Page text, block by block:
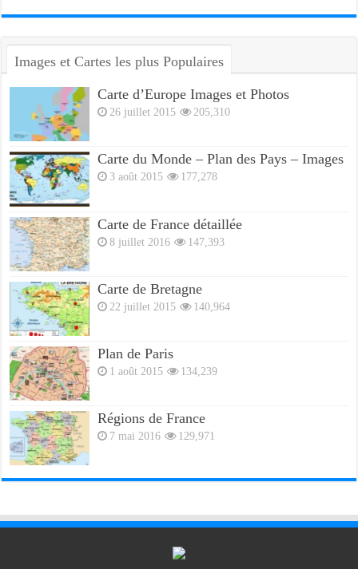
Images et Cartes les plus Populaires
Carte d’Europe Images et Photos
26 juillet 2015 205,310
Carte du Monde – Plan des Pays – Images
3 août 2015 177,278
Carte de France détaillée
8 juillet 2016 147,393
Carte de Bretagne
22 juillet 2015 140,964
Plan de Paris
1 août 2015 134,239
Régions de France
7 mai 2016 129,971